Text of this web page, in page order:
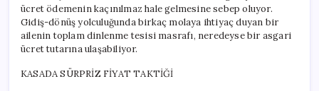
ücret ödemenin kaçınılmaz hale gelmesine sebep oluyor.
Gidiş-dönüş yolculuğunda birkaç molaya ihtiyaç duyan bir
ailenin toplam dinlenme tesisi masrafı, neredeyse bir asgari
ücret tutarına ulaşabiliyor.
KASADA SÜRPRİZ FİYAT TAKTİĞİ